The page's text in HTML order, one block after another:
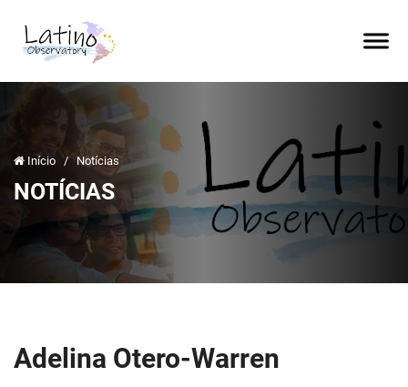
Início / Notícias
NOTÍCIAS
Adelina Otero-Warren